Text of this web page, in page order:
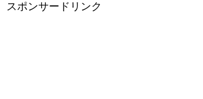
スポンサードリンク